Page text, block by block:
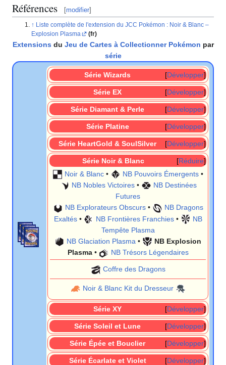
Références [modifier]
Liste complète de l'extension du JCC Pokémon : Noir & Blanc –
Explosion Plasma
(fr)
Extensions du Jeu de Cartes à Collectionner Pokémon par
série
Développer
Série Wizards
Développer
Série EX
Développer
Série Diamant & Perle
Développer
Série Platine
Développer
Série HeartGold & SoulSilver
Réduire
Série Noir & Blanc
Noir & Blanc • NB Pouvoirs Émergents •
NB Nobles Victoires•
NB Destinées
Futures
NB Explorateurs Obscurs•
NB Dragons
Exaltés• NB Frontières Franchies•
NB
Tempête Plasma
NB Glaciation Plasma •
NB Explosion
Plasma• NB Trésors Légendaires
Coffre des Dragons
Noir & Blanc Kit du Dresseur
Développer
Série XY
Développer
Série Soleil et Lune
Développer
Série Épée et Bouclier
Développer
Série Écarlate et Violet